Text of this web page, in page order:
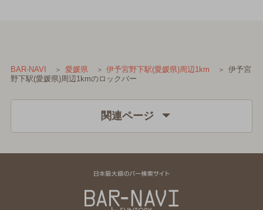
BAR-NAVI 愛媛県 伊予宮野下駅(愛媛県)周辺1km
伊予宮
野下駅(愛媛県)周辺1kmのロックバー
関連ページ